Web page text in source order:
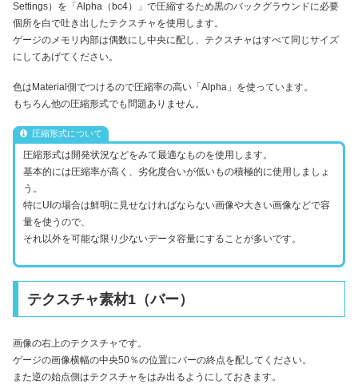
Settings）を「Alpha（bc4）」で圧縮するため黒のバックグラウンドに必要
個所を白で吐き出したテクスチャを使用します。
ゲージのメモリ内部は偶数にし中央に配し、テクスチャはすべて同じサイズ
にしてあげてください。
色はMaterial側でつけるので圧縮率の高い「Alpha」を使っています。
もちろん他の圧縮形式でも問題ありません。
圧縮形式について
圧縮形式は開発状況などをみて最適なものを使用します。
基本的には圧縮率が高く、劣化度合いが低いもの積極的に使用しましょ
う。
特にUIの場合は鮮明に見せなければならない画像や大きい画像などで容
量を使うので、
それ以外を可能な限り少ないデータ容量にすることが多いです。
テクスチャ素材1（バー）
画像の右上のテクスチャです。
ゲージの画像横幅の中央50％の位置にバーの終点を配してください。
また逆の始点側はテクスチャをはみ出るようにしておきます。